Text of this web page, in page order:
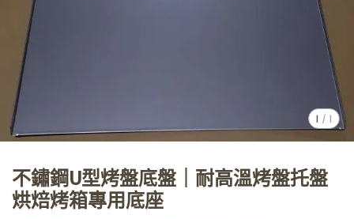
1 / 1
不鏽鋼U型烤盤底盤｜耐高溫烤盤托盤
烘焙烤箱專用底座